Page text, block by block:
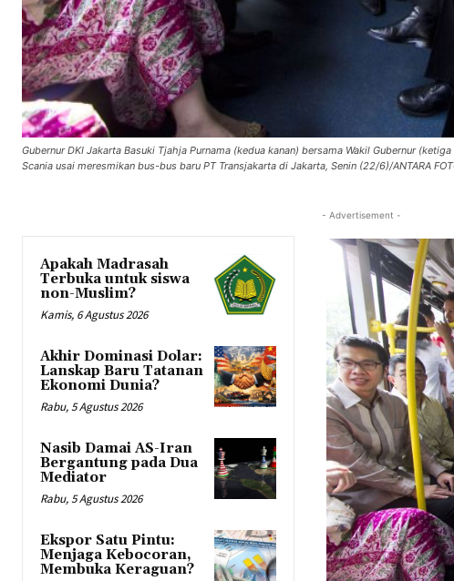
Gubernur DKI Jakarta Basuki Tjahja Purnama (kedua kanan) bersama Wakil Gubernur
Scania usai meresmikan bus-bus baru PT Transjakarta di Jakarta, Senin (22/6)/ANTARA
Apakah Madrasah
Terbuka untuk siswa
non-Muslim?
Kamis, 6 Agustus 2026
Akhir Dominasi Dolar:
Lanskap Baru Tatanan
Ekonomi Dunia?
Rabu, 5 Agustus 2026
Nasib Damai AS-Iran
Bergantung pada Dua
Mediator
Rabu, 5 Agustus 2026
Ekspor Satu Pintu:
Menjaga Kebocoran,
Membuka Keraguan?
- Advertisement -